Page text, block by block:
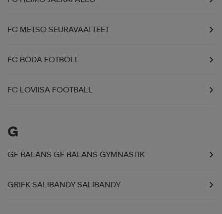
FC METSO SEURAVAATTEET
FC BODA FOTBOLL
FC LOVIISA FOOTBALL
G
GF BALANS GF BALANS GYMNASTIK
GRIFK SALIBANDY SALIBANDY